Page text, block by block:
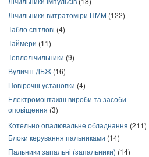
Лічильники витратоміри ПММ (122)
Табло світлові (4)
Таймери (11)
Теплолічильники (9)
Вуличні ДБЖ (16)
Повірочні установки (4)
Електромонтажні вироби та засоби
оповіщення (3)
Котельно опалювальне обладнання (211)
Блоки керування пальниками (14)
Пальники запальні (запальники) (14)